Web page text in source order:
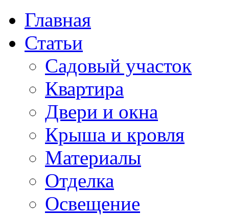
Главная
Статьи
Садовый участок
Квартира
Двери и окна
Крыша и кровля
Материалы
Отделка
Освещение